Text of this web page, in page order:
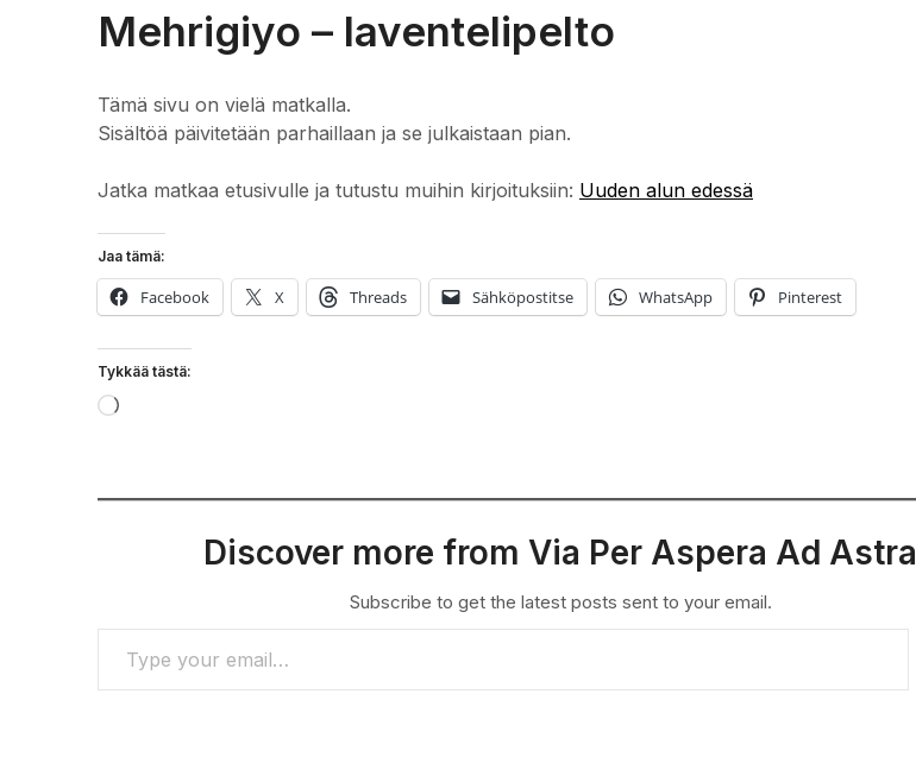
Mehrigiyo – laventelipelto
Tämä sivu on vielä matkalla.
Sisältöä päivitetään parhaillaan ja se julkaistaan pian.
Jatka matkaa etusivulle ja tutustu muihin kirjoituksiin: Uuden alun edessä
Jaa tämä:
Facebook X Threads Sähköpostitse WhatsApp Pinterest
Tykkää tästä:
Loading…
Discover more from Via Per Aspera Ad Astra
Subscribe to get the latest posts sent to your email.
TYPE YOUR EMAIL…